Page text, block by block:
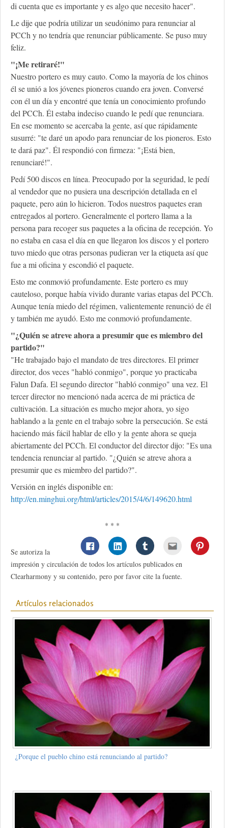
di cuenta que es importante y es algo que necesito hacer".
Le dije que podría utilizar un seudónimo para renunciar al
PCCh y no tendría que renunciar públicamente. Se puso muy
feliz.
"¡Me retiraré!"
Nuestro portero es muy cauto. Como la mayoría de los chinos
él se unió a los jóvenes pioneros cuando era joven. Conversé
con él un día y encontré que tenía un conocimiento profundo
del PCCh. Él estaba indeciso cuando le pedí que renunciara.
En ese momento se acercaba la gente, así que rápidamente
susurré: "te daré un apodo para renunciar de los pioneros. Esto
te dará paz". Él respondió con firmeza: "¡Está bien,
renunciaré!".
Pedí 500 discos en línea. Preocupado por la seguridad, le pedí
al vendedor que no pusiera una descripción detallada en el
paquete, pero aún lo hicieron. Todos nuestros paquetes eran
entregados al portero. Generalmente el portero llama a la
persona para recoger sus paquetes a la oficina de recepción. Yo
no estaba en casa el día en que llegaron los discos y el portero
tuvo miedo que otras personas pudieran ver la etiqueta así que
fue a mi oficina y escondió el paquete.
Esto me conmovió profundamente. Este portero es muy
cauteloso, porque había vivido durante varias etapas del PCCh.
Aunque tenía miedo del régimen, valientemente renunció de él
y también me ayudó. Esto me conmovió profundamente.
"¿Quién se atreve ahora a presumir que es miembro del
partido?"
"He trabajado bajo el mandato de tres directores. El primer
director, dos veces "habló conmigo", porque yo practicaba
Falun Dafa. El segundo director "habló conmigo" una vez. El
tercer director no mencionó nada acerca de mi práctica de
cultivación. La situación es mucho mejor ahora, yo sigo
hablando a la gente en el trabajo sobre la persecución. Se está
haciendo más fácil hablar de ello y la gente ahora se queja
abiertamente del PCCh. El conductor del director dijo: "Es una
tendencia renunciar al partido. "¿Quién se atreve ahora a
presumir que es miembro del partido?".
Versión en inglés disponible en:
http://en.minghui.org/html/articles/2015/4/6/149620.html
* * *
Se autoriza la
impresión y circulación de todos los artículos publicados en
Clearharmony y su contenido, pero por favor cite la fuente.
Artículos relacionados
¿Porque el pueblo chino está renunciando al partido?